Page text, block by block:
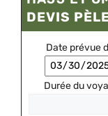
DEVIS
Date prévue
Durée du